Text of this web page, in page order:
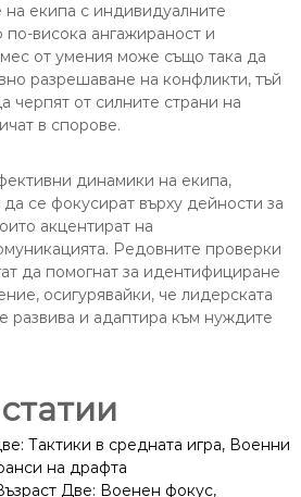
на екипа с индивидуалните
висока ангажираност и
от умения може също така да
разрешаване на конфликти, тъй
черпят от силните страни на
в спорове.
динамики на екипа,
се фокусират върху дейности за
акцентират на
Редовните проверки
да помогнат за идентифициране
осигурявайки, че лидерската
развива и адаптира към нуждите
Тактики в средната игра, Военни
на драфта
Две: Военен фокус,